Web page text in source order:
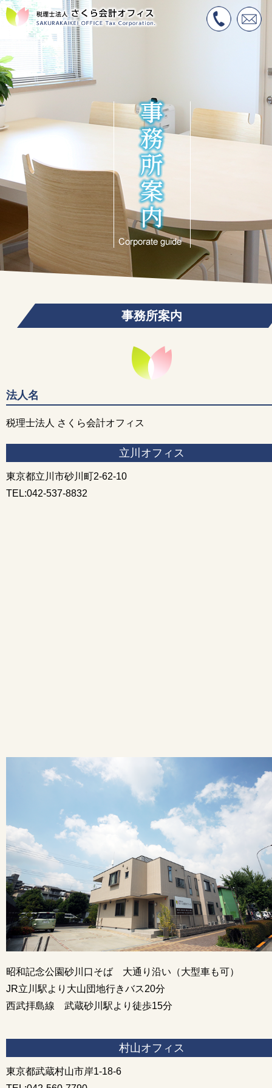
事務所案内
法人名
税理士法人 さくら会計オフィス
立川オフィス
東京都立川市砂川町2-62-10
TEL:042-537-8832
昭和記念公園砂川口そば 大通り沿い（大型車も可）
JR立川駅より大山団地行きバス20分
西武拝島線 武蔵砂川駅より徒歩15分
村山オフィス
東京都武蔵村山市岸1-18-6